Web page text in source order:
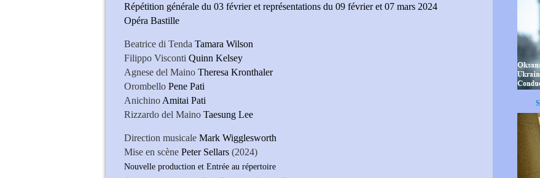
Répétition générale du 03 février et représentations du 09 février et 07 mars 2024
Opéra Bastille
Beatrice di Tenda Tamara Wilson
Filippo Visconti Quinn Kelsey
Agnese del Maino Theresa Kronthaler
Orombello Pene Pati
Anichino Amitai Pati
Rizzardo del Maino Taesung Lee
Direction musicale Mark Wigglesworth
Mise en scène Peter Sellars (2024)
Nouvelle production et Entrée au répertoire